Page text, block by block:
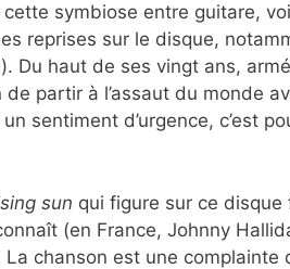
symbiose entre guitare,
reprises sur le disque,
). Du haut de ses vingt ans,
partir à l’assaut du monde
sentiment d’urgence, c’est
sun qui figure sur ce disque
(en France, Johnny
La chanson est une complainte